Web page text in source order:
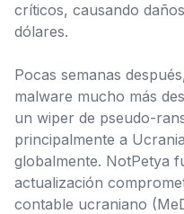
críticos, causando
dólares.
Pocas semanas
malware mucho más
un wiper de pseudo-
principalmente a
globalmente. NotPetya
actualización
contable ucraniano